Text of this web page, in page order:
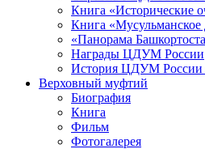
Книга «Исторические
Книга «Мусульманское
«Панорама
Награды ЦДУМ России
История ЦДУМ России
Верховный муфтий
Биография
Книга
Фильм
Фотогалерея